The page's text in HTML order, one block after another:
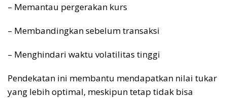
– Memantau pergerakan kurs
– Membandingkan sebelum transaksi
– Menghindari waktu volatilitas tinggi
Pendekatan ini membantu mendapatkan nilai tukar
yang lebih optimal, meskipun tetap tidak bisa